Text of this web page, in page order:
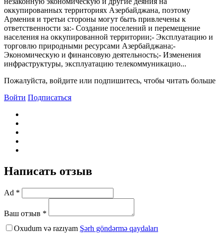
оккупированных территориях Азербайджана, поэтому
Армения и третьи стороны могут быть привлечены к
ответственности за:- Создание поселений и перемещение
населения на оккупированной территории;- Эксплуатацию и
торговлю природными ресурсами Азербайджана;-
Экономическую и финансовую деятельность;- Изменения
инфраструктуры, эксплуатацию телекоммуникацио...
Пожалуйста, войдите или подпишитесь, чтобы читать больше
Войти Подписаться
Написать отзыв
Ad *
Ваш отзыв *
Oxudum və razıyam Şərh göndərmə qaydaları